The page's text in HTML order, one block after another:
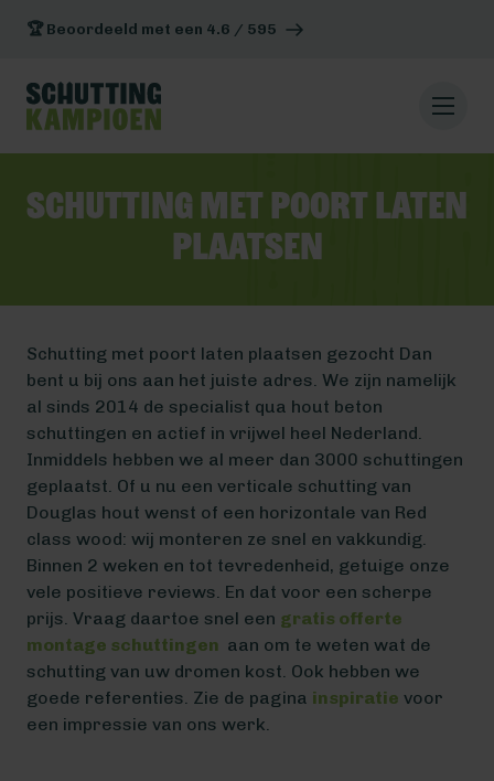
🏆 Beoordeeld met een 4.6 / 595
Schutting met poort laten
plaatsen
Schutting met poort laten plaatsen gezocht Dan
bent u bij ons aan het juiste adres. We zijn namelijk
al sinds 2014 de specialist qua hout beton
schuttingen en actief in vrijwel heel Nederland.
Inmiddels hebben we al meer dan 3000 schuttingen
geplaatst. Of u nu een verticale schutting van
Douglas hout wenst of een horizontale van Red
class wood: wij monteren ze snel en vakkundig.
Binnen 2 weken en tot tevredenheid, getuige onze
vele positieve reviews. En dat voor een scherpe
prijs. Vraag daartoe snel een gratis offerte
montage schuttingen aan om te weten wat de
schutting van uw dromen kost. Ook hebben we
goede referenties. Zie de pagina inspiratie voor
een impressie van ons werk.